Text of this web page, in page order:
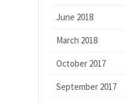
June 2018
March 2018
October 2017
September 2017